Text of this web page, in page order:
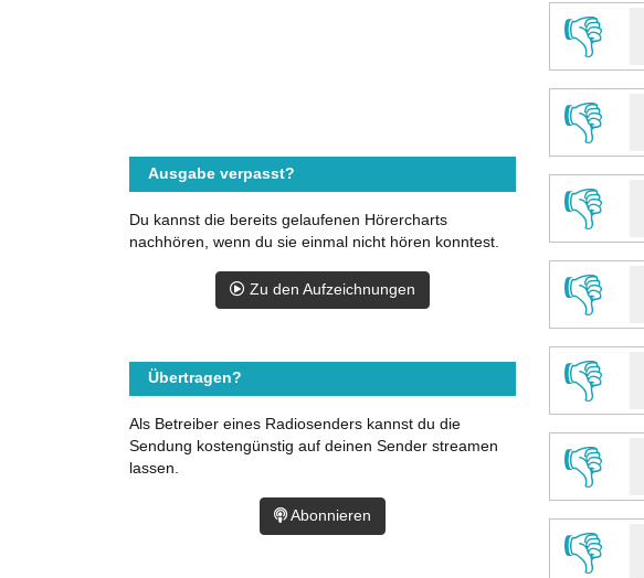
👎
👎
👎
👎
👎
👎
👎
Ausgabe verpasst?
Du kannst die bereits gelaufenen Hörercharts
nachhören, wenn du sie einmal nicht hören konntest.
Zu den Aufzeichnungen
Übertragen?
Als Betreiber eines Radiosenders kannst du die
Sendung kostengünstig auf deinen Sender streamen
lassen.
Abonnieren